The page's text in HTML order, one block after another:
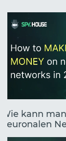
Wie kann
neuronalen
10 besten